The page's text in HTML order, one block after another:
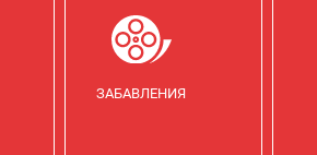
ЗАБАВЛЕНИЯ